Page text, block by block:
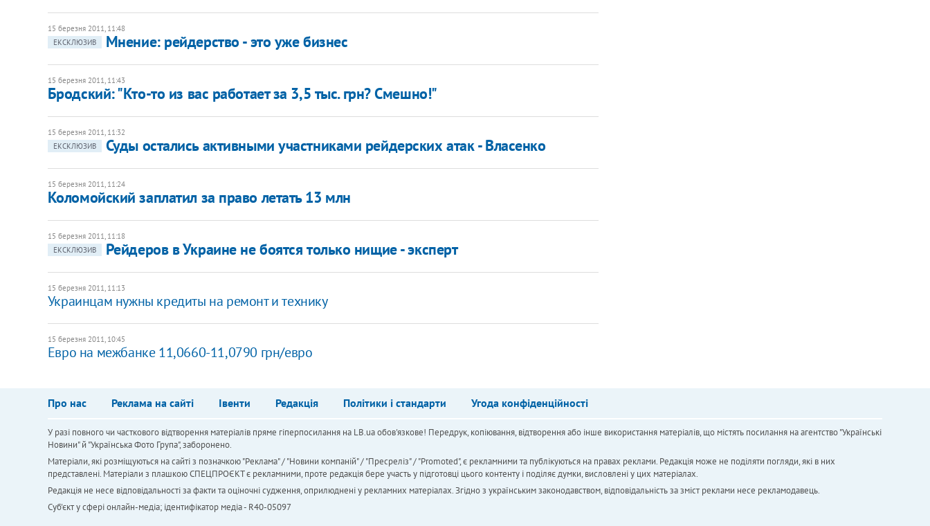
15 березня 2011, 11:48
ЕКСКЛЮЗИВ
Мнение: рейдерство - это уже бизнес
15 березня 2011, 11:43
Бродский: "Кто-то из вас работает за 3,5 тыс. грн? Смешно!"
15 березня 2011, 11:32
ЕКСКЛЮЗИВ
Суды остались активными участниками рейдерских атак - Власенко
15 березня 2011, 11:24
Коломойский заплатил за право летать 13 млн
15 березня 2011, 11:18
ЕКСКЛЮЗИВ
Рейдеров в Украине не боятся только нищие - эксперт
15 березня 2011, 11:13
Украинцам нужны кредиты на ремонт и технику
15 березня 2011, 10:45
Евро на межбанке 11,0660-11,0790 грн/евро
Про нас Реклама на сайті Івенти Редакція Політики і стандарти Угода конфіденційності
У разі повного чи часткового відтворення матеріалів пряме гіперпосилання на LB.ua обов'язкове! Передрук, копіювання, відтворення або інше використання матеріалів, що містять посилання на агентство "Українськi
Новини" й "Українська Фото Група", заборонено.
Матеріали, які розміщуються на сайті з позначкою "Реклама" / "Новини компаній" / "Пресреліз" / "Promoted", є рекламними та публікуються на правах реклами. Редакція може не поділяти погляди, які в них
представлені. Матеріали з плашкою СПЕЦПРОЄКТ є рекламними, проте редакція бере участь у підготовці цього контенту і поділяє думки, висловлені у цих матеріалах.
Редакція не несе відповідальності за факти та оціночні судження, оприлюднені у рекламних матеріалах. Згідно з українським законодавством, відповідальність за зміст реклами несе рекламодавець.
Cуб'єкт у сфері онлайн-медіа; ідентифікатор медіа - R40-05097